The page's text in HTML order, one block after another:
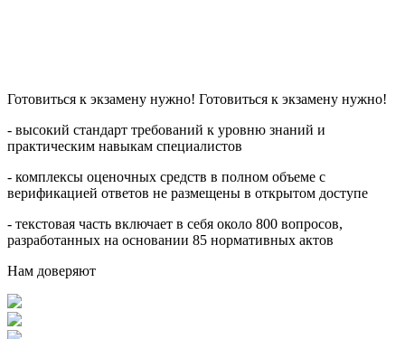
Готовиться к экзамену нужно! Готовиться к экзамену нужно!
- высокий стандарт требований к уровню знаний и
практическим навыкам специалистов
- комплексы оценочных средств в полном объеме с
верификацией ответов не размещены в открытом доступе
- текстовая часть включает в себя около 800 вопросов,
разработанных на основании 85 нормативных актов
Нам доверяют